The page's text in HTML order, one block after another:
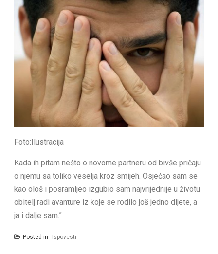
Foto:Ilustracija
Kada ih pitam nešto o novome partneru od bivše pričaju
o njemu sa toliko veselja kroz smijeh. Osjećao sam se
kao ološ i posramljeo izgubio sam najvrijednije u životu
obitelj radi avanture iz koje se rodilo još jedno dijete, a
ja i dalje sam.”
Posted in Ispovesti